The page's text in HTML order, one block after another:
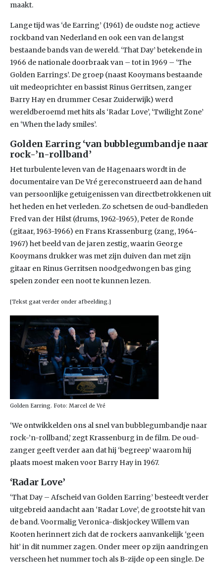
maakt.
Lange tijd was ‘de Earring’ (1961) de oudste nog actieve
rockband van Nederland en ook een van de langst
bestaande bands van de wereld. ‘That Day’ betekende in
1966 de nationale doorbraak van – tot in 1969 – ‘The
Golden Earrings’. De groep (naast Kooymans bestaande
uit medeoprichter en bassist Rinus Gerritsen, zanger
Barry Hay en drummer Cesar Zuiderwijk) werd
wereldberoemd met hits als ‘Radar Love’, ‘Twilight Zone’
en ‘When the lady smiles’.
Golden Earring ‘van bubblegumbandje naar
rock-’n-rollband’
Het turbulente leven van de Hagenaars wordt in de
documentaire van De Vré gereconstrueerd aan de hand
van persoonlijke getuigenissen van directbetrokkenen uit
het heden en het verleden. Zo schetsen de oud-bandleden
Fred van der Hilst (drums, 1962-1965), Peter de Ronde
(gitaar, 1963-1966) en Frans Krassenburg (zang, 1964-
1967) het beeld van de jaren zestig, waarin George
Kooymans drukker was met zijn duiven dan met zijn
gitaar en Rinus Gerritsen noodgedwongen bas ging
spelen zonder een noot te kunnen lezen.
[Tekst gaat verder onder afbeelding.]
Golden Earring. Foto: Marcel de Vré
‘We ontwikkelden ons al snel van bubblegumbandje naar
rock-’n-rollband,’ zegt Krassenburg in de film. De oud-
zanger geeft verder aan dat hij ‘begreep’ waarom hij
plaats moest maken voor Barry Hay in 1967.
‘Radar Love’
‘That Day – Afscheid van Golden Earring’ besteedt verder
uitgebreid aandacht aan ‘Radar Love’, de grootste hit van
de band. Voormalig Veronica-diskjockey Willem van
Kooten herinnert zich dat de rockers aanvankelijk ‘geen
hit’ in dit nummer zagen. Onder meer op zijn aandringen
verscheen het nummer toch als B-zijde op een single. De